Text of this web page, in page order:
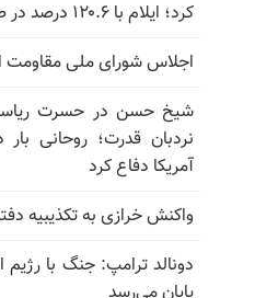
کرد؛ ایلام با ۱۲۰.۶ درصد در صدر
اجلاس شورای ملی مقاومت
شیخ حسن در حسرت
نردبان قدرت؛ روحانی بار
آمریکا دفاع کرد
واکنش خرازی به تکذیبیه
دونالد ترامپ: جنگ با رژیم